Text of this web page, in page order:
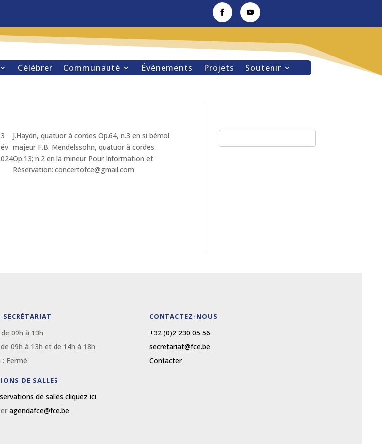
Célébrer Communauté Événements Projets Soutenir
J.Haydn, quatuor à cordes Op.64, n.3 en si bémol
majeur F.B. Mendelssohn, quatuor à cordes
Op.13; n.2 en la mineur Pour Information et
Réservation: concertofce@gmail.com
SECRÉTARIAT
09h à 13h
09h à 13h et de 14h à 18h
: Fermé
DE SALLES
de salles cliquez ici
agendafce@fce.be
CONTACTEZ-NOUS
+32 (0)2 230 05 56
secretariat@fce.be
Contacter